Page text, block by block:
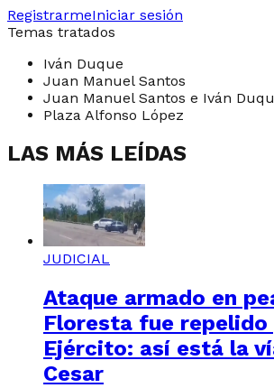
RegistrarmeIniciar sesión
Temas tratados
Iván Duque
Juan Manuel Santos
Juan Manuel Santos e Iván
Plaza Alfonso López
LAS MÁS LEÍDAS
JUDICIAL
Ataque armado en
Floresta fue repelido
Ejército: así está la
Cesar